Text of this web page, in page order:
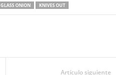
GLASS ONION KNIVES OUT
Artículo siguiente